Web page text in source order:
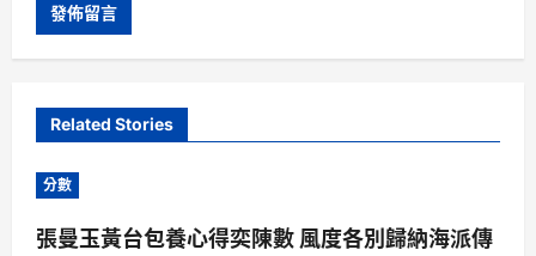
Related Stories
分數
張曼玉黃台包養心得奕陳數 風度各別歸納海派傳